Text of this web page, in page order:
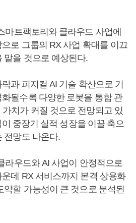
마트팩토리와 클라우드 사업에
로 그룹의 RX 사업 확대를 이끄
맡을 것으로 예상된다.
과 피지컬 AI 기술 확산으로 기
될수록 다양한 로봇을 통합 관
가치가 커질 것으로 전망되고 있
중장기 실적 성장을 이끌 축으
전망도 나온다.
라우드와 AI 사업이 안정적으로
데 RX 서비스까지 본격 상용화
약할 가능성이 큰 것으로 분석된